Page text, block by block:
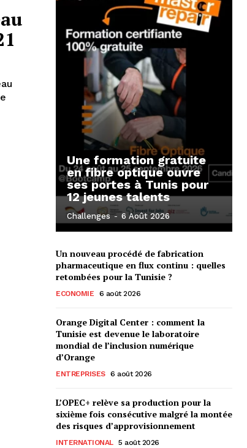
Une formation gratuite
en fibre optique ouvre
ses portes à Tunis pour
12 jeunes talents
Challenges - 6 Août 2026
Un nouveau procédé de fabrication
pharmaceutique en flux continu : quelles
retombées pour la Tunisie ?
ECONOMIE 6 août 2026
Orange Digital Center : comment la
Tunisie est devenue le laboratoire
mondial de l’inclusion numérique
d’Orange
ENTREPRISES 6 août 2026
L’OPEC+ relève sa production pour la
sixième fois consécutive malgré la montée
des risques d’approvisionnement
INTERNATIONAL 5 août 2026